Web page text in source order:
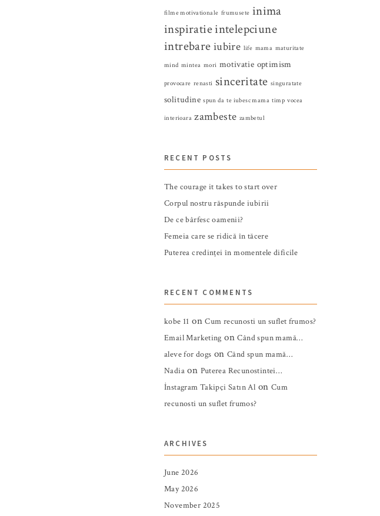
filme motivationale frumusete inima
inspiratieintelepciune
intrebare iubire life mama maturitate
mind mintea mori motivatie optimism
provocare renasti sinceritate singuratate
solitudine spun da te iubesc mama timp vocea
interioara zambeste zambetul
RECENT POSTS
The courage it takes to start over
Corpul nostru răspunde iubirii
De ce bârfesc oamenii?
Femeia care se ridică în tăcere
Puterea credinței în momentele dificile
RECENT COMMENTS
kobe 11 onCum recunosti un suflet frumos?
Email Marketing onCând spun mamă…
aleve for dogs onCând spun mamă…
Nadiaon Puterea Recunostintei…
İnstagram Takipçi Satın Al on Cum
recunosti un suflet frumos?
ARCHIVES
June 2026
May 2026
November 2025